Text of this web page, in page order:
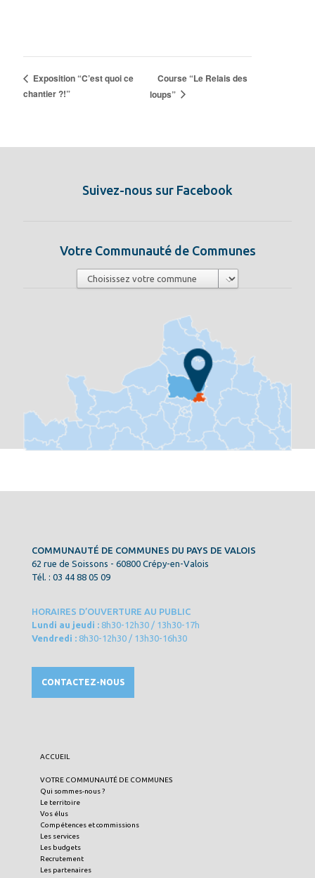
Exposition “C’est quoi ce
chantier ?!”
Course “Le Relais des
loups”
Suivez-nous sur Facebook
Votre Communauté de Communes
COMMUNAUTÉ DE COMMUNES DU PAYS DE VALOIS
62 rue de Soissons - 60800 Crépy-en-Valois
Tél. : 03 44 88 05 09
HORAIRES D’OUVERTURE AU PUBLIC
Lundi au jeudi : 8h30-12h30 / 13h30-17h
Vendredi : 8h30-12h30 / 13h30-16h30
CONTACTEZ-NOUS
ACCUEIL
VOTRE COMMUNAUTÉ DE COMMUNES
Qui sommes-nous ?
Le territoire
Vos élus
Compétences et commissions
Les services
Les budgets
Recrutement
Les partenaires